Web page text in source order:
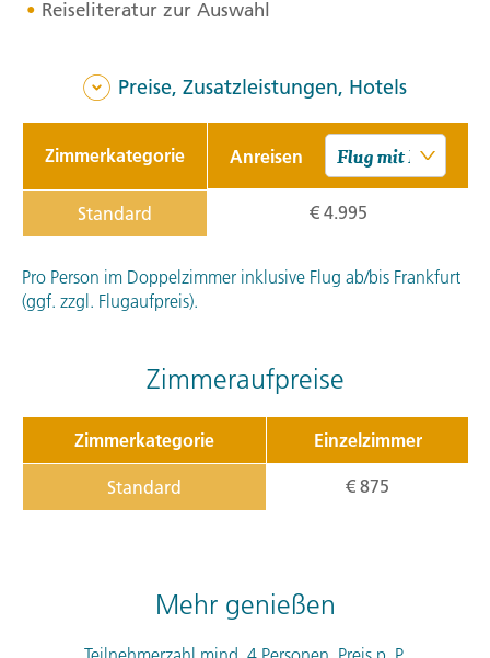
Reiseliteratur zur Auswahl
Preise, Zusatzleistungen, Hotels
Zimmerkategorie Anreisen
Standard € 4.995
Pro Person im Doppelzimmer inklusive Flug ab/bis Frankfurt
(ggf. zzgl. Flugaufpreis).
Zimmeraufpreise
Zimmerkategorie Einzelzimmer
Standard € 875
Mehr genießen